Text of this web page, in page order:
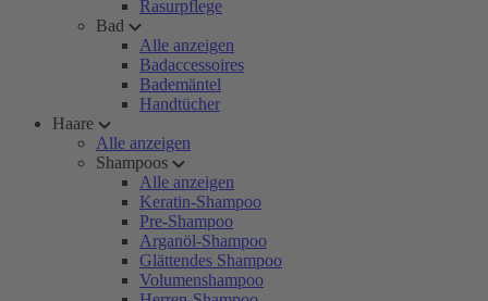
Rasurpflege
Bad
Alle anzeigen
Badaccessoires
Bademäntel
Handtücher
Haare
Alle anzeigen
Shampoos
Alle anzeigen
Keratin-Shampoo
Pre-Shampoo
Arganöl-Shampoo
Glättendes Shampoo
Volumenshampoo